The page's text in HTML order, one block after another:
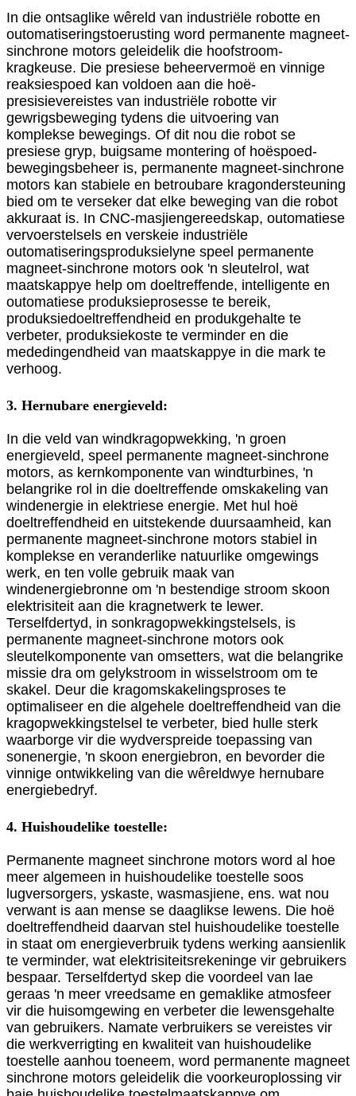
In die ontsaglike wêreld van industriële robotte en
outomatiseringstoerusting word permanente magneet-
sinchrone motors geleidelik die hoofstroom-
kragkeuse. Die presiese beheervermoë en vinnige
reaksiespoed kan voldoen aan die hoë-
presisievereistes van industriële robotte vir
gewrigsbeweging tydens die uitvoering van
komplekse bewegings. Of dit nou die robot se
presiese gryp, buigsame montering of hoëspoed-
bewegingsbeheer is, permanente magneet-sinchrone
motors kan stabiele en betroubare kragondersteuning
bied om te verseker dat elke beweging van die robot
akkuraat is. In CNC-masjiengereedskap, outomatiese
vervoerstelsels en verskeie industriële
outomatiseringsproduksielyne speel permanente
magneet-sinchrone motors ook 'n sleutelrol, wat
maatskappye help om doeltreffende, intelligente en
outomatiese produksieprosesse te bereik,
produksiedoeltreffendheid en produkgehalte te
verbeter, produksiekoste te verminder en die
mededingendheid van maatskappye in die mark te
verhoog.
3. Hernubare energieveld:
In die veld van windkragopwekking, 'n groen
energieveld, speel permanente magneet-sinchrone
motors, as kernkomponente van windturbines, 'n
belangrike rol in die doeltreffende omskakeling van
windenergie in elektriese energie. Met hul hoë
doeltreffendheid en uitstekende duursaamheid, kan
permanente magneet-sinchrone motors stabiel in
komplekse en veranderlike natuurlike omgewings
werk, en ten volle gebruik maak van
windenergiebronne om 'n bestendige stroom skoon
elektrisiteit aan die kragnetwerk te lewer.
Terselfdertyd, in sonkragopwekkingstelsels, is
permanente magneet-sinchrone motors ook
sleutelkomponente van omsetters, wat die belangrike
missie dra om gelykstroom in wisselstroom om te
skakel. Deur die kragomskakelingsproses te
optimaliseer en die algehele doeltreffendheid van die
kragopwekkingstelsel te verbeter, bied hulle sterk
waarborge vir die wydverspreide toepassing van
sonenergie, 'n skoon energiebron, en bevorder die
vinnige ontwikkeling van die wêreldwye hernubare
energiebedryf.
4. Huishoudelike toestelle:
Permanente magneet sinchrone motors word al hoe
meer algemeen in huishoudelike toestelle soos
lugversorgers, yskaste, wasmasjiene, ens. wat nou
verwant is aan mense se daaglikse lewens. Die hoë
doeltreffendheid daarvan stel huishoudelike toestelle
in staat om energieverbruik tydens werking aansienlik
te verminder, wat elektrisiteitsrekeninge vir gebruikers
bespaar. Terselfdertyd skep die voordeel van lae
geraas 'n meer vreedsame en gemaklike atmosfeer
vir die huisomgewing en verbeter die lewensgehalte
van gebruikers. Namate verbruikers se vereistes vir
die werkverrigting en kwaliteit van huishoudelike
toestelle aanhou toeneem, word permanente magneet
sinchrone motors geleidelik die voorkeuroplossing vir